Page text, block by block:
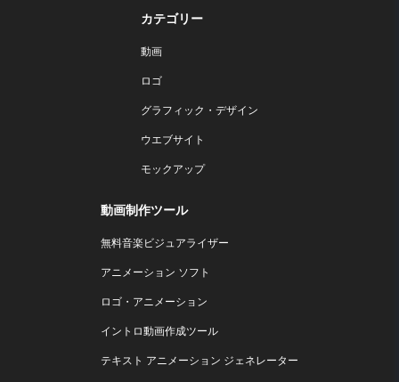
カテゴリー
動画
ロゴ
グラフィック・デザイン
ウエブサイト
モックアップ
動画制作ツール
無料音楽ビジュアライザー
アニメーション ソフト
ロゴ・アニメーション
イントロ動画作成ツール
テキスト アニメーション ジェネレーター